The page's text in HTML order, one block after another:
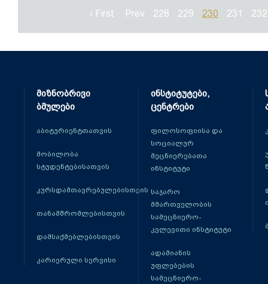
‹ First Prev 228 229 230 231 232
მიზნობრივი
ბმულები
აბიტურიენტთათვის
მობილობა
სტუდენტებისათვის
კურსდამთავრებულებისთვის
თანამშრომლებისთვის
დამსაქმებლებისთვის
კარიერული სერვისი
ინსტიტუტები,
ცენტრები
ფილოსოფიისა და
სოციალურ
მეცნიერებათა
ინსტიტუტი
საჯარო
მმართველობის
სამეცნიერო-
კვლევითი ინსტიტუტი
ადამიანის
უფლებების
სამეცნიერო-